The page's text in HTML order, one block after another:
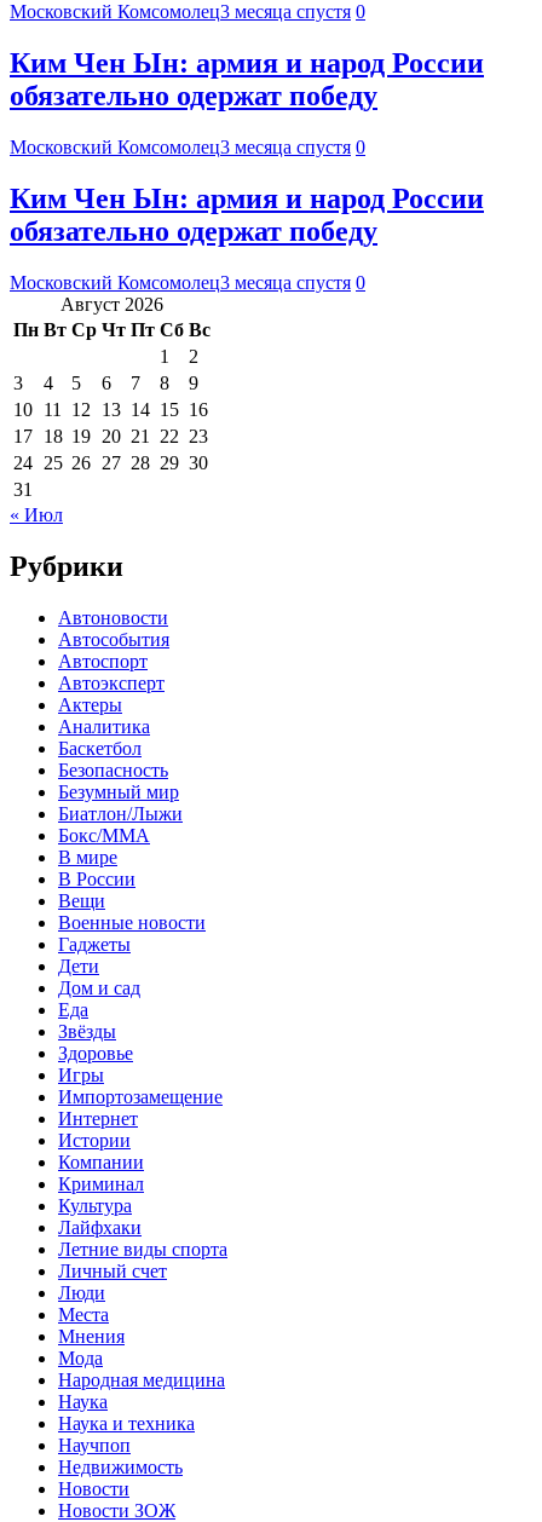
Московский Комсомолец3 месяца спустя 0
Ким Чен Ын: армия и народ России
обязательно одержат победу
Московский Комсомолец3 месяца спустя 0
Ким Чен Ын: армия и народ России
обязательно одержат победу
Московский Комсомолец3 месяца спустя 0
Август 2026
Пн Вт Ср Чт Пт Сб Вс
1
2
3
4 5 6 7 8
9
10 11 12 13 14 15 16
17 18 19 20 21 22 23
24 25 26 27 28 29 30
31
« Июл
Рубрики
Автоновости
Автособытия
Автоспорт
Автоэксперт
Актеры
Аналитика
Баскетбол
Безопасность
Безумный мир
Биатлон/Лыжи
Бокс/MMA
В мире
В России
Вещи
Военные новости
Гаджеты
Дети
Дом и сад
Еда
Звёзды
Здоровье
Игры
Импортозамещение
Интернет
Истории
Компании
Криминал
Культура
Лайфхаки
Летние виды спорта
Личный счет
Люди
Места
Мнения
Мода
Народная медицина
Наука
Наука и техника
Научпоп
Недвижимость
Новости
Новости ЗОЖ